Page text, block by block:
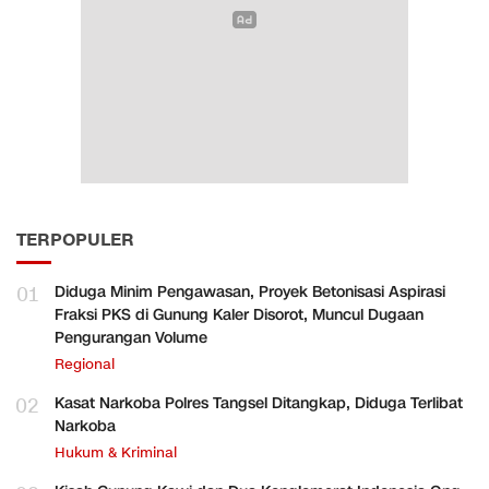
TERPOPULER
01
Diduga Minim Pengawasan, Proyek Betonisasi Aspirasi
Fraksi PKS di Gunung Kaler Disorot, Muncul Dugaan
Pengurangan Volume
Regional
02
Kasat Narkoba Polres Tangsel Ditangkap, Diduga Terlibat
Narkoba
Hukum & Kriminal